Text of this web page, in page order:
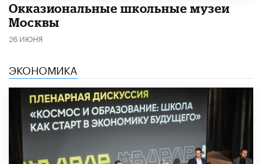
​Окказиональные школьные музеи
Москвы
26 ИЮНЯ
ЭКОНОМИКА